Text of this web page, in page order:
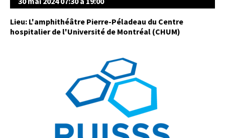
Lieu: L'amphithéâtre Pierre-Péladeau du Centre
hospitalier de l'Université de Montréal (CHUM)